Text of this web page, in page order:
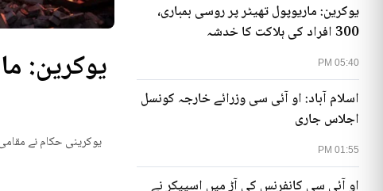
05:40 PM
یوکرین: ماریوپول تھیٹر پر روسی بمباری،
300 افراد کی ہلاکت کا خدشہ
01:55 PM
اسلام آباد: او آئی سی وزرائے خارجہ کونسل
اجلاس جاری
یوکرینی حکام نے